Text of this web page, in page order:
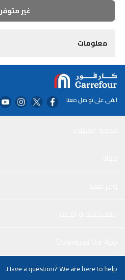
غير متوفر
معلومات
ابقى على تواصل معنا
Have a question? We are here to help.